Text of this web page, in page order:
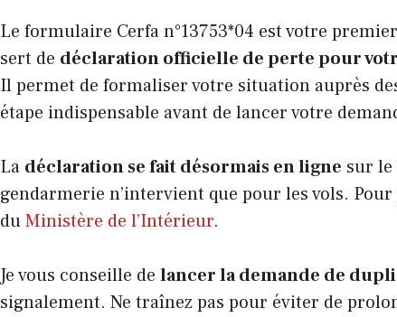
Le formulaire Cerfa n°13753*04 est votre
sert de déclaration officielle de perte pour
Il permet de formaliser votre situation auprès
étape indispensable avant de lancer votre
La déclaration se fait désormais en ligne sur le
gendarmerie n’intervient que pour les vols.
duMinistère de l’Intérieur.
Je vous conseille de lancer la demande de
signalement. Ne traînez pas pour éviter de